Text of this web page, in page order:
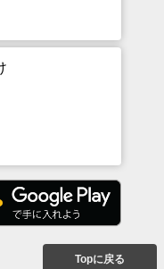
Topに戻る